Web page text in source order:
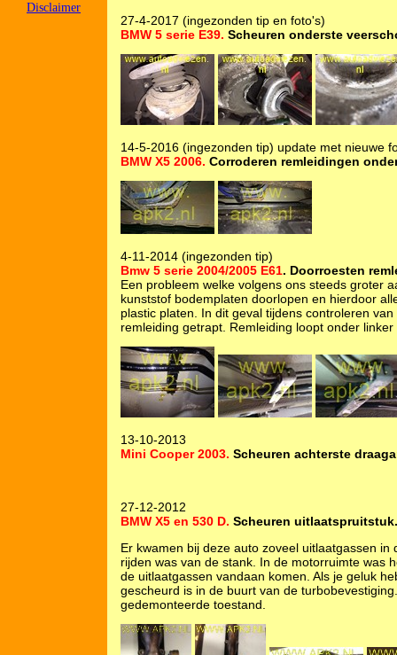
Disclaimer
27-4-2017 (ingezonden tip en foto's)
BMW 5 serie E39. Scheuren onderste
14-5-2016 (ingezonden tip) update met nieuwe
BMW X5 2006. Corroderen remleidingen
4-11-2014 (ingezonden tip)
Bmw 5 serie 2004/2005 E61. Doorroesten
Een probleem welke volgens ons steeds groter
kunststof bodemplaten doorlopen en hierdoor
plastic platen. In dit geval tijdens controleren
remleiding getrapt. Remleiding loopt onder
13-10-2013
Mini Cooper 2003. Scheuren achterste
27-12-2012
BMW X5 en 530 D. Scheuren uitlaatspruitstuk.
Er kwamen bij deze auto zoveel uitlaatgassen
rijden was van de stank. In de motorruimte was
de uitlaatgassen vandaan komen. Als je geluk
gescheurd is in de buurt van de
gedemonteerde toestand.